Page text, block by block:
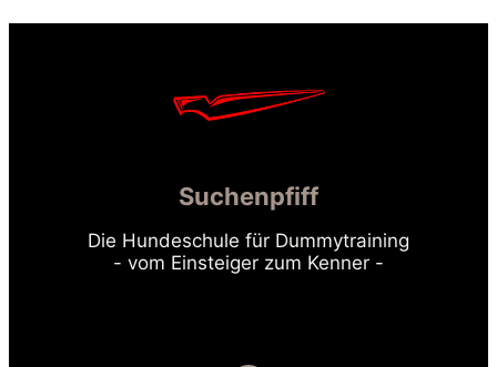
Suchenpfiff
Die Hundeschule für Dummytraining
- vom Einsteiger zum Kenner -